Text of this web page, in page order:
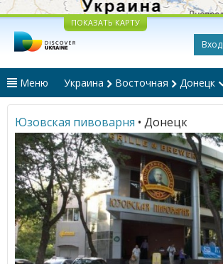
ПОКАЗАТЬ КАРТУ
Вход
Меню Украина Восточная Донецк
Юзовская пивоварня • Донецк